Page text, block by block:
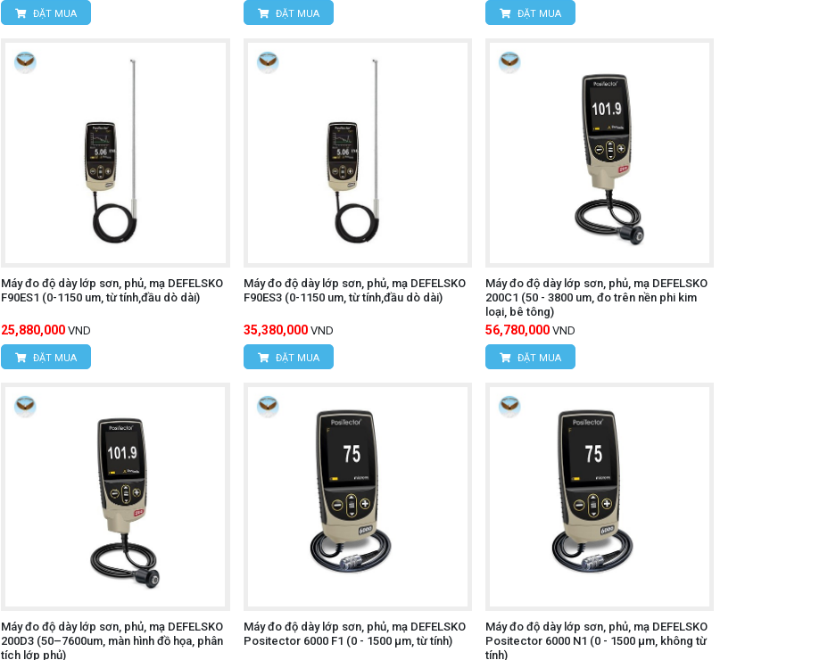
ĐẶT MUA ĐẶT MUA ĐẶT MUA
Máy đo độ dày lớp sơn, phủ, mạ DEFELSKO
F90ES1 (0-1150 um, từ tính,đầu dò dài)
25,880,000 VND
ĐẶT MUA
Máy đo độ dày lớp sơn, phủ, mạ DEFELSKO
F90ES3 (0-1150 um, từ tính,đầu dò dài)
35,380,000 VND
ĐẶT MUA
Máy đo độ dày lớp sơn, phủ, mạ DEFELSKO
200C1 (50 - 3800 um, đo trên nền phi kim
loại, bê tông)
56,780,000 VND
ĐẶT MUA
Máy đo độ dày lớp sơn, phủ, mạ DEFELSKO
200D3 (50–7600um, màn hình đồ họa, phân
tích lớp phủ)
Máy đo độ dày lớp sơn, phủ, mạ DEFELSKO
Positector 6000 F1 (0 - 1500 µm, từ tính)
Máy đo độ dày lớp sơn, phủ, mạ DEFELSKO
Positector 6000 N1 (0 - 1500 µm, không từ
tính)